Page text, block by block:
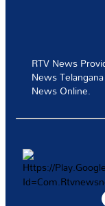
స్పోర్ట్స్
ప్రత్యేకమైన
RTV News
News
News Online.